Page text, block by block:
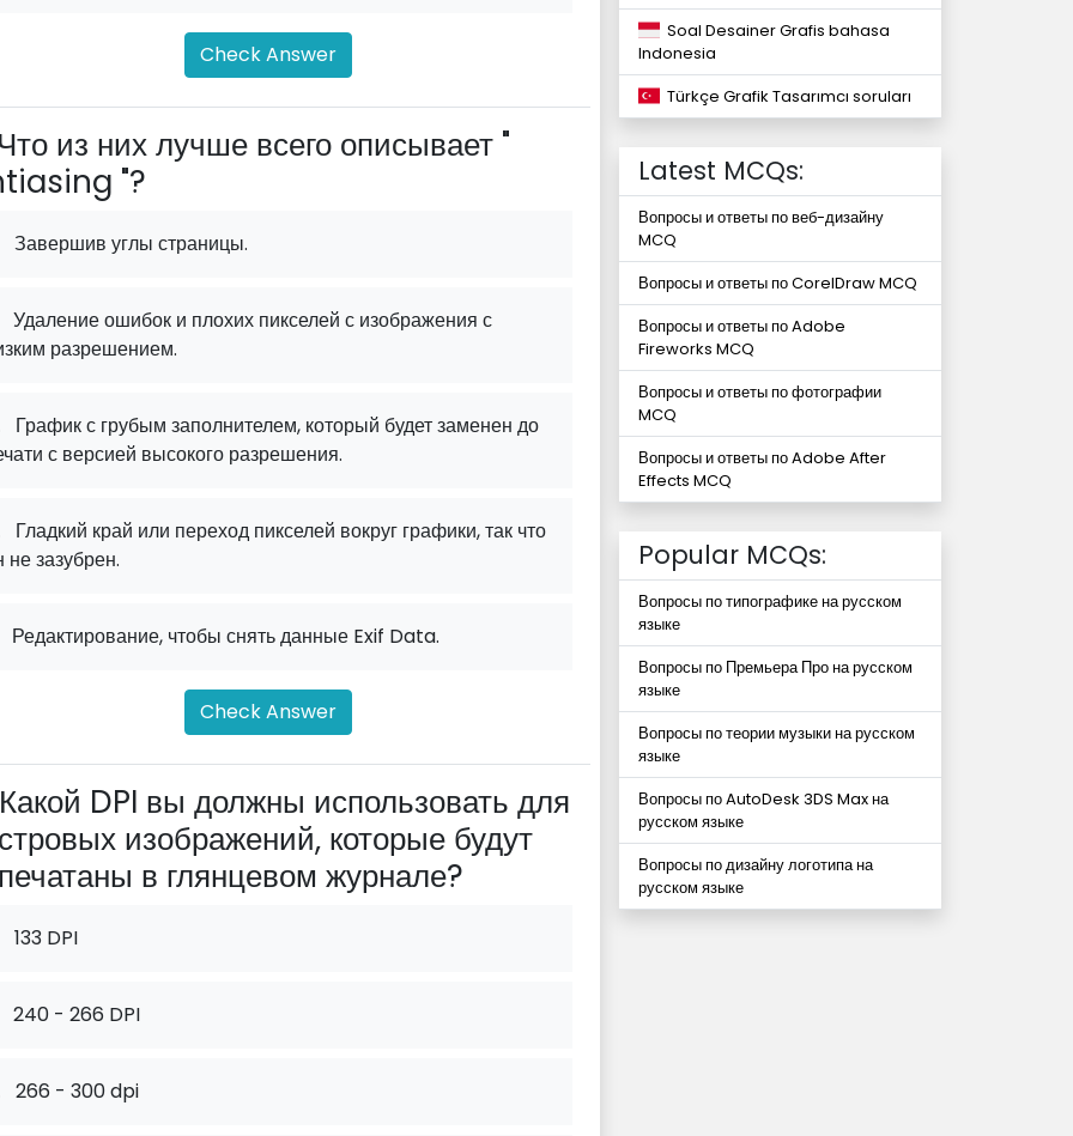
Check Answer
Что из них лучше всего описывает "
"?
Завершив углы страницы.
Удаление ошибок и плохих пикселей с изображения с
разрешением.
График с грубым заполнителем, который будет заменен до
с версией высокого разрешения.
Гладкий край или переход пикселей вокруг графики, так что
не зазубрен.
Редактирование, чтобы снять данные Exif Data.
Check Answer
Какой DPI вы должны использовать для
изображений, которые будут
в глянцевом журнале?
133 DPI
240 - 266 DPI
266 - 300 dpi
Soal Desainer Grafis bahasa
Indonesia
Türkçe Grafik Tasarımcı soruları
Latest MCQs:
Вопросы и ответы по веб-дизайну
MCQ
Вопросы и ответы по CorelDraw MCQ
Вопросы и ответы по Adobe
Fireworks MCQ
Вопросы и ответы по фотографии
MCQ
Вопросы и ответы по Adobe After
Effects MCQ
Popular MCQs:
Вопросы по типографике на русском
языке
Вопросы по Премьера Про на русском
языке
Вопросы по теории музыки на русском
языке
Вопросы по AutoDesk 3DS Max на
русском языке
Вопросы по дизайну логотипа на
русском языке